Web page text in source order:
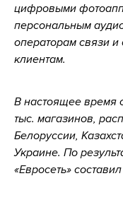
цифровыми
персональным
операторам связи
клиентам.
В настоящее время
тыс. магазинов,
Белоруссии,
Украине. По
«Евросеть»